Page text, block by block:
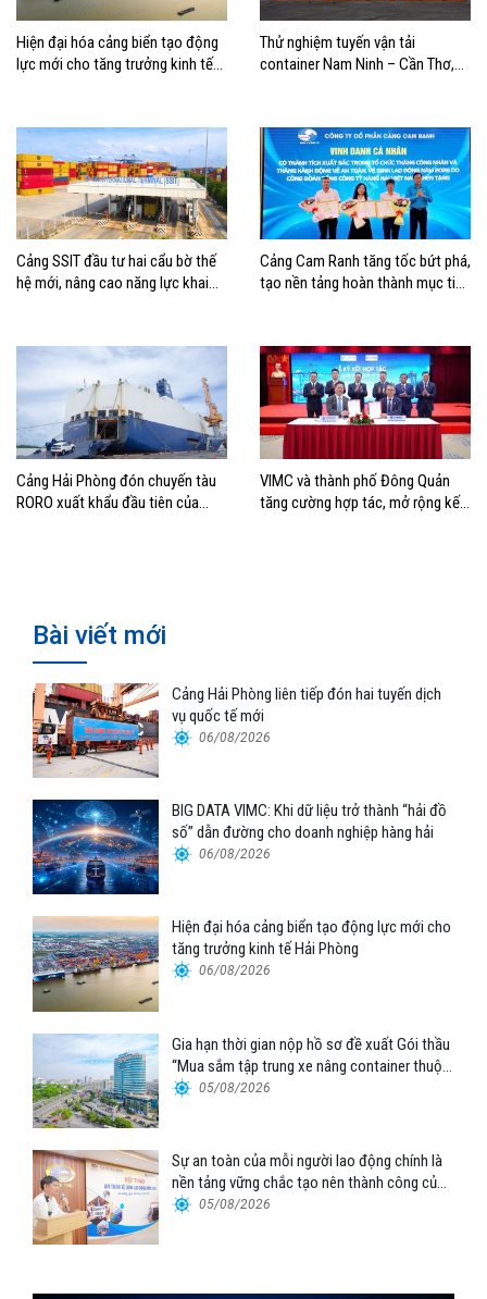
Hiện đại hóa cảng biển tạo động
lực mới cho tăng trưởng kinh tế
Thử nghiệm tuyến vận tải
container Nam Ninh – Cần Thơ,
Cảng SSIT đầu tư hai cẩu bờ thế
hệ mới, nâng cao năng lực khai
Cảng Cam Ranh tăng tốc bứt phá,
tạo nền tảng hoàn thành mục tiêu
Cảng Hải Phòng đón chuyến tàu
RORO xuất khẩu đầu tiên của
VIMC và thành phố Đông Quản
tăng cường hợp tác, mở rộng kết
Bài viết mới
Cảng Hải Phòng liên tiếp đón hai tuyến dịch
vụ quốc tế mới
06/08/2026
BIG DATA VIMC: Khi dữ liệu trở thành “hải đồ
số” dẫn đường cho doanh nghiệp hàng hải
06/08/2026
Hiện đại hóa cảng biển tạo động lực mới cho
tăng trưởng kinh tế Hải Phòng
06/08/2026
Gia hạn thời gian nộp hồ sơ đề xuất Gói thầu
“Mua sắm tập trung xe nâng container thuộc
Tổng công ty Hàng hải Việt Nam – CTCP”
05/08/2026
Sự an toàn của mỗi người lao động chính là
nền tảng vững chắc tạo nên thành công của
Cảng Đà Nẵng
05/08/2026